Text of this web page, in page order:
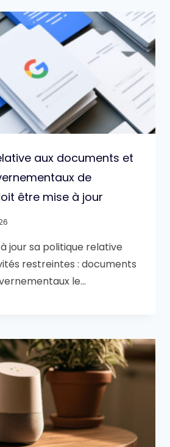
aux documents et
de
être mise à jour
jour sa politique relative
restreintes : documents
le…